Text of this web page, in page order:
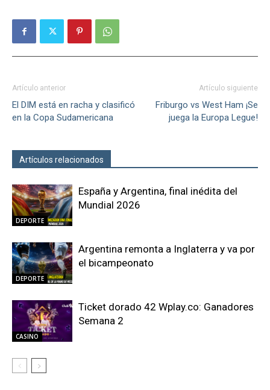
Artículo anterior
El DIM está en racha y clasificó
en la Copa Sudamericana
Artículo siguiente
Friburgo vs West Ham ¡Se
juega la Europa Legue!
Artículos relacionados
DEPORTE
España y Argentina, final inédita del
Mundial 2026
DEPORTE
Argentina remonta a Inglaterra y va por
el bicampeonato
CASINO
Ticket dorado 42 Wplay.co: Ganadores
Semana 2